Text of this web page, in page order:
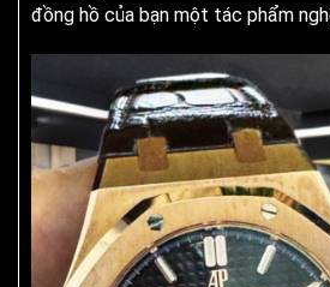
đồng hồ của bạn một tác phẩm